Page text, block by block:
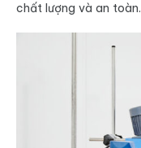
chất lượng và an toàn.